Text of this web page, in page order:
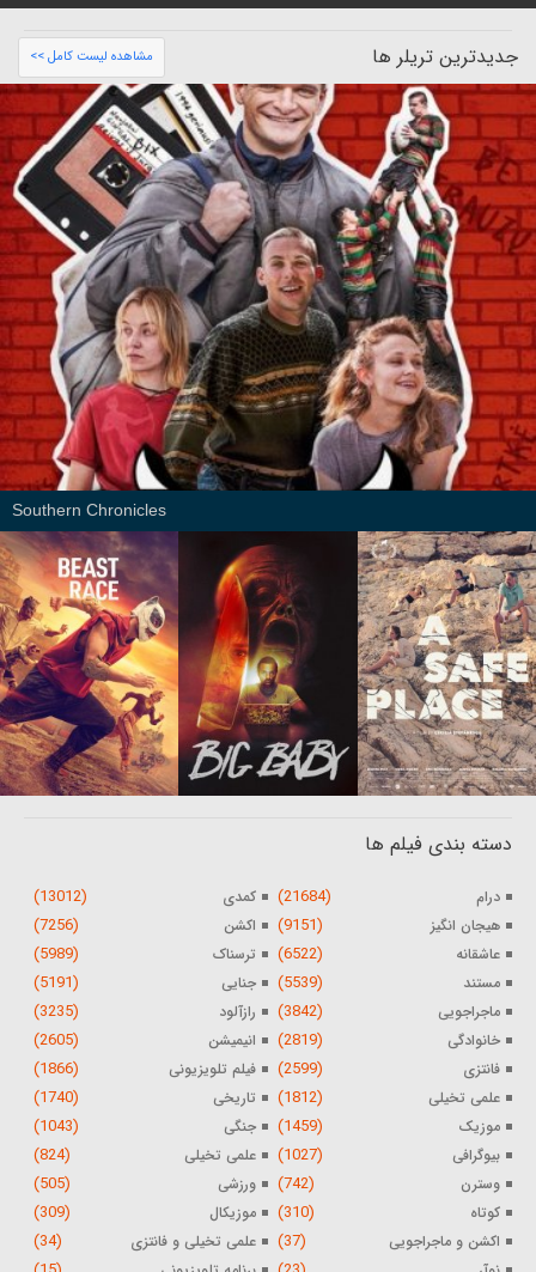
جدیدترین تریلر ها مشاهده لیست کامل >>
Southern Chronicles
دسته بندی فیلم ها
درام (21684) کمدی (13012)
هیجان انگیز (9151) اکشن (7256)
عاشقانه (6522) ترسناک (5989)
مستند (5539) جنایی (5191)
ماجراجویی (3842) رازآلود (3235)
خانوادگی (2819) انیمیشن (2605)
فانتزی (2599) فیلم تلویزیونی (1866)
علمی تخیلی (1812) تاریخی (1740)
موزیک (1459) جنگی (1043)
بیوگرافی (1027) علمی تخیلی (824)
وسترن (742) ورزشی (505)
کوتاه (310) موزیکال (309)
اکشن و ماجراجویی (37) علمی تخیلی و فانتزی (34)